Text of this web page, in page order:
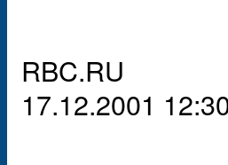
RBC.RU
17.12.2001